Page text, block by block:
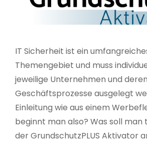
IT Sicherheit ist ein
Themengebiet und muss
jeweilige Unternehmen und deren
Geschäftsprozesse ausgelegt
Einleitung wie aus einem
beginnt man also? Was soll man
der GrundschutzPLUS Aktivator